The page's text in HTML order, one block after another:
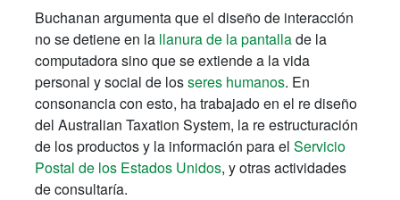
Buchanan argumenta que el diseño de interacción
no se detiene en la llanura de la pantallade la
computadora sino que se extiende a la vida
personal y social de losseres humanos. En
consonancia con esto, ha trabajado en el re diseño
del Australian Taxation System, la re estructuración
de los productos y la información para el Servicio
Postal de los Estados Unidos, y otras actividades
de consultaría.